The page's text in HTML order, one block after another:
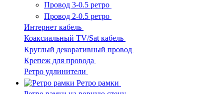
Провод 3-0.5 ретро
Провод 2-0.5 ретро
Интернет кабель
Коаксиальный TV/Sat кабель
Круглый декоративный провод
Крепеж для провода
Ретро удлинители
Ретро рамки